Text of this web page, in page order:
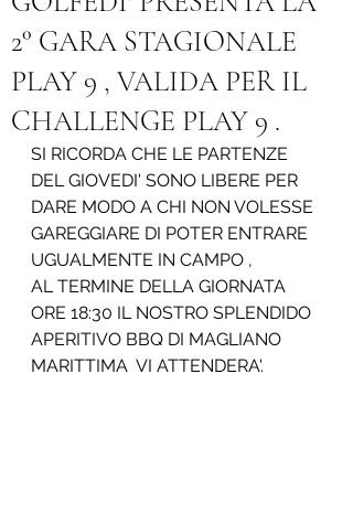
2° GARA STAGIONALE
PLAY 9 , VALIDA PER IL
CHALLENGE PLAY 9 .
SI RICORDA CHE LE PARTENZE
DEL GIOVEDI' SONO LIBERE PER
DARE MODO A CHI NON VOLESSE
GAREGGIARE DI POTER ENTRARE
UGUALMENTE IN CAMPO ,
AL TERMINE DELLA GIORNATA
ORE 18:30 IL NOSTRO SPLENDIDO
APERITIVO BBQ DI MAGLIANO
MARITTIMA  VI ATTENDERA'.